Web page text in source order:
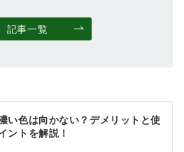
記事一覧
い色は向かない？デメリットと使
ントを解説！